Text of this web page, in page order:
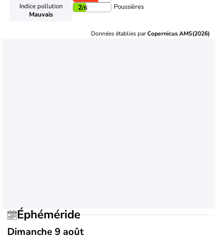
Indice pollution
Mauvais
2/6 Poussières
Données établies parCopernicus AMS(2026)
Éphéméride
Dimanche 9 août